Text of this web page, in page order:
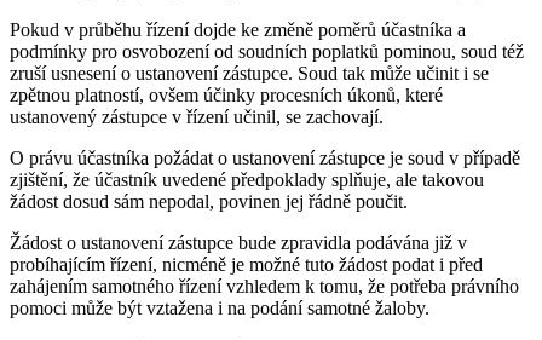
Pokud v průběhu řízení dojde ke změně poměrů účastníka a
podmínky pro osvobození od soudních poplatků pominou, soud též
zruší usnesení o ustanovení zástupce. Soud tak může učinit i se
zpětnou platností, ovšem účinky procesních úkonů, které
ustanovený zástupce v řízení učinil, se zachovají.
O právu účastníka požádat o ustanovení zástupce je soud v případě
zjištění, že účastník uvedené předpoklady splňuje, ale takovou
žádost dosud sám nepodal, povinen jej řádně poučit.
Žádost o ustanovení zástupce bude zpravidla podávána již v
probíhajícím řízení, nicméně je možné tuto žádost podat i před
zahájením samotného řízení vzhledem k tomu, že potřeba právního
pomoci může být vztažena i na podání samotné žaloby.